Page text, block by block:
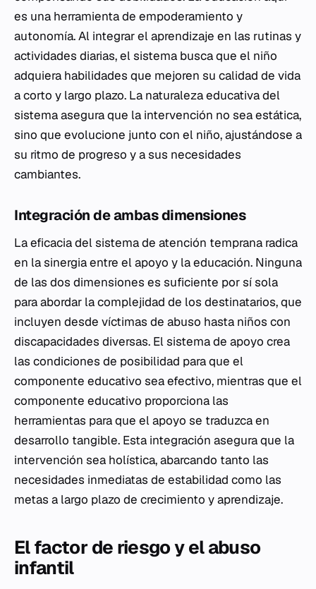
es una herramienta de empoderamiento y
autonomía. Al integrar el aprendizaje en las rutinas y
actividades diarias, el sistema busca que el niño
adquiera habilidades que mejoren su calidad de vida
a corto y largo plazo. La naturaleza educativa del
sistema asegura que la intervención no sea estática,
sino que evolucione junto con el niño, ajustándose a
su ritmo de progreso y a sus necesidades
cambiantes.
Integración de ambas dimensiones
La eficacia del sistema de atención temprana radica
en la sinergia entre el apoyo y la educación. Ninguna
de las dos dimensiones es suficiente por sí sola
para abordar la complejidad de los destinatarios, que
incluyen desde víctimas de abuso hasta niños con
discapacidades diversas. El sistema de apoyo crea
las condiciones de posibilidad para que el
componente educativo sea efectivo, mientras que el
componente educativo proporciona las
herramientas para que el apoyo se traduzca en
desarrollo tangible. Esta integración asegura que la
intervención sea holística, abarcando tanto las
necesidades inmediatas de estabilidad como las
metas a largo plazo de crecimiento y aprendizaje.
El factor de riesgo y el abuso
infantil